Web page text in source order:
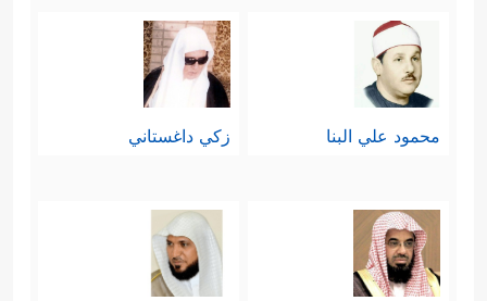
محمود علي البنا زكي داغستاني